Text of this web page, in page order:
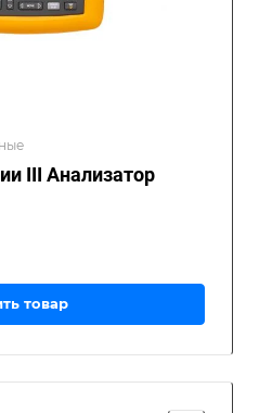
III Анализатор
товар